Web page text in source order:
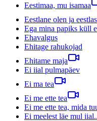
Eestimaa, mu isamaa
Eestlane olen ja
Ega mina papiks küll
Ehavalgus
Ehitage rahukojad
Ehitame maja
Ei iial pulmapäev
Ei ma tea
Ei me ette tea
Ei me ette tea, mida
Ei meelest läe mul